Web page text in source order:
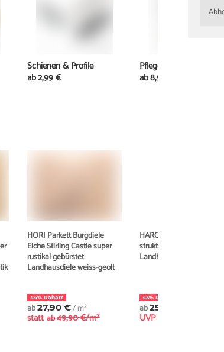
HORI Parkett Burgdiele
Eiche Stirling Castle super
rustikal gebürstet
Landhausdiele weiss-geölt
44% Rabatt
ab27,90 €/ m²
statt ab49,90 €/m²
HARO Parkett 2500 Eiche
strukturiert Alabama
Landhausdiele
43% Rabatt
ab29,95 €
UVP
Schienen & Profile
ab2,99 €
Pflege
ab8,99 €